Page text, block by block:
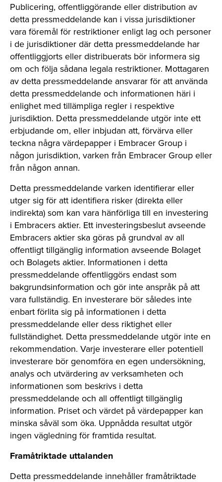
Publicering, offentliggörande eller distribution av
detta pressmeddelande kan i vissa jurisdiktioner
vara föremål för restriktioner enligt lag och personer
i de jurisdiktioner där detta pressmeddelande har
offentliggjorts eller distribuerats bör informera sig
om och följa sådana legala restriktioner. Mottagaren
av detta pressmeddelande ansvarar för att använda
detta pressmeddelande och informationen häri i
enlighet med tillämpliga regler i respektive
jurisdiktion. Detta pressmeddelande utgör inte ett
erbjudande om, eller inbjudan att, förvärva eller
teckna några värdepapper i Embracer Group i
någon jurisdiktion, varken från Embracer Group eller
från någon annan.
Detta pressmeddelande varken identifierar eller
utger sig för att identifiera risker (direkta eller
indirekta) som kan vara hänförliga till en investering
i Embracers aktier. Ett investeringsbeslut avseende
Embracers aktier ska göras på grundval av all
offentligt tillgänglig information avseende Bolaget
och Bolagets aktier. Informationen i detta
pressmeddelande offentliggörs endast som
bakgrundsinformation och gör inte anspråk på att
vara fullständig. En investerare bör således inte
enbart förlita sig på informationen i detta
pressmeddelande eller dess riktighet eller
fullständighet. Detta pressmeddelande utgör inte en
rekommendation. Varje investerare eller potentiell
investerare bör genomföra en egen undersökning,
analys och utvärdering av verksamheten och
informationen som beskrivs i detta
pressmeddelande och all offentligt tillgänglig
information. Priset och värdet på värdepapper kan
minska såväl som öka. Uppnådda resultat utgör
ingen vägledning för framtida resultat.
Framåtriktade uttalanden
Detta pressmeddelande innehåller framåtriktade